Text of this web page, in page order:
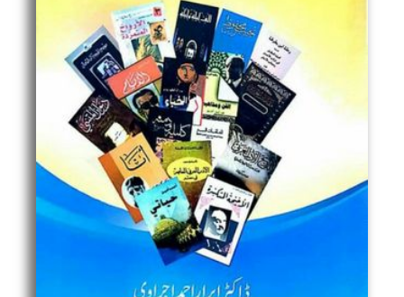
وتنقید
quantity